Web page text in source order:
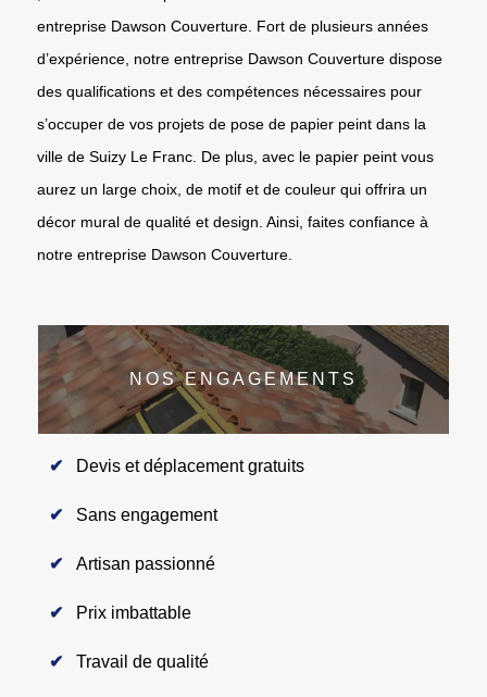
entreprise Dawson Couverture. Fort de plusieurs années
d’expérience, notre entreprise Dawson Couverture dispose
des qualifications et des compétences nécessaires pour
s’occuper de vos projets de pose de papier peint dans la
ville de Suizy Le Franc. De plus, avec le papier peint vous
aurez un large choix, de motif et de couleur qui offrira un
décor mural de qualité et design. Ainsi, faites confiance à
notre entreprise Dawson Couverture.
NOS ENGAGEMENTS
Devis et déplacement gratuits
Sans engagement
Artisan passionné
Prix imbattable
Travail de qualité